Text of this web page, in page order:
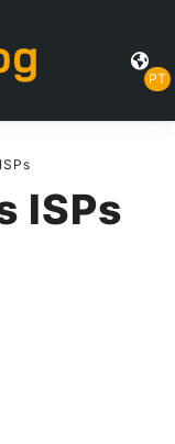
PT
ISPs